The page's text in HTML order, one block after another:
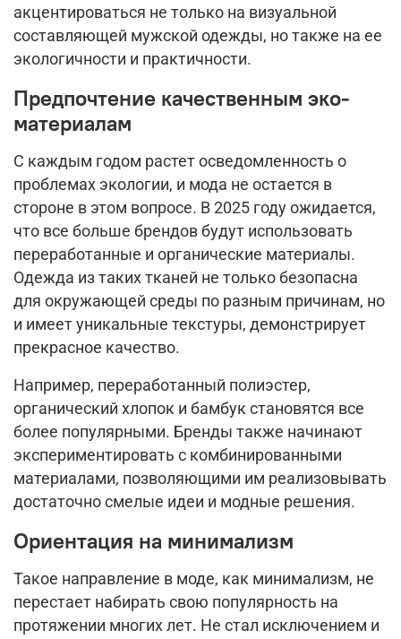
акцентироваться не только на визуальной
составляющей мужской одежды, но также на ее
экологичности и практичности.
Предпочтение качественным эко-
материалам
С каждым годом растет осведомленность о
проблемах экологии, и мода не остается в
стороне в этом вопросе. В 2025 году ожидается,
что все больше брендов будут использовать
переработанные и органические материалы.
Одежда из таких тканей не только безопасна
для окружающей среды по разным причинам, но
и имеет уникальные текстуры, демонстрирует
прекрасное качество.
Например, переработанный полиэстер,
органический хлопок и бамбук становятся все
более популярными. Бренды также начинают
экспериментировать с комбинированными
материалами, позволяющими им реализовывать
достаточно смелые идеи и модные решения.
Ориентация на минимализм
Такое направление в моде, как минимализм, не
перестает набирать свою популярность на
протяжении многих лет. Не стал исключением и